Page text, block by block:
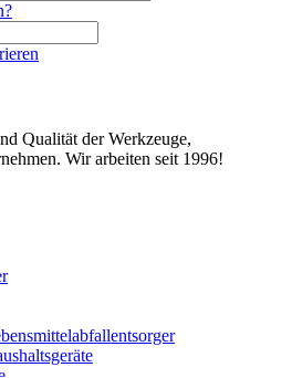
Qualität der Werkzeuge,
Wir arbeiten seit 1996!